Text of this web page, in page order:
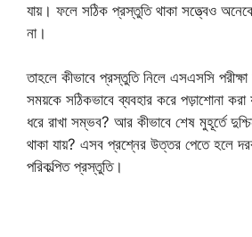
যায়। ফলে সঠিক প্রস্তুতি থাকা সত্ত্বেও
না।
তাহলে কীভাবে প্রস্তুতি নিলে এসএসসি
সময়কে সঠিকভাবে ব্যবহার করে পড়াশোনা করা
ধরে রাখা সম্ভব? আর কীভাবে শেষ মুহূর্তে
থাকা যায়? এসব প্রশ্নের উত্তর পেতে হলে
পরিকল্পিত প্রস্তুতি।